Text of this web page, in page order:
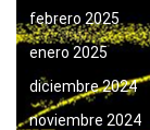
febrero 2025
enero 2025
diciembre 2024
noviembre 2024